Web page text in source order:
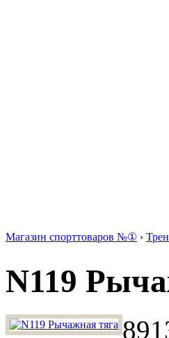
Магазин спорттоваров №① ›
N119